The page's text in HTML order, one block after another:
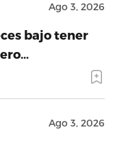
Ago 3, 2026
bajo tener
Ago 3, 2026